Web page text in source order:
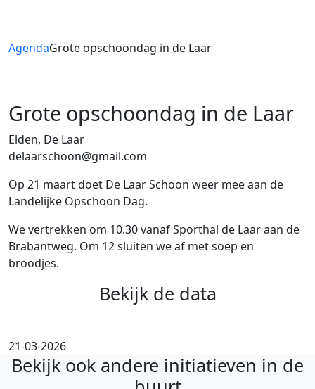
AgendaGrote opschoondag in de Laar
Grote opschoondag in de Laar
Elden, De Laar
delaarschoon@gmail.com
Op 21 maart doet De Laar Schoon weer mee aan de
Landelijke Opschoon Dag.
We vertrekken om 10.30 vanaf Sporthal de Laar aan de
Brabantweg. Om 12 sluiten we af met soep en
broodjes.
Bekijk de data
21-03-2026
Bekijk ook andere initiatieven in de